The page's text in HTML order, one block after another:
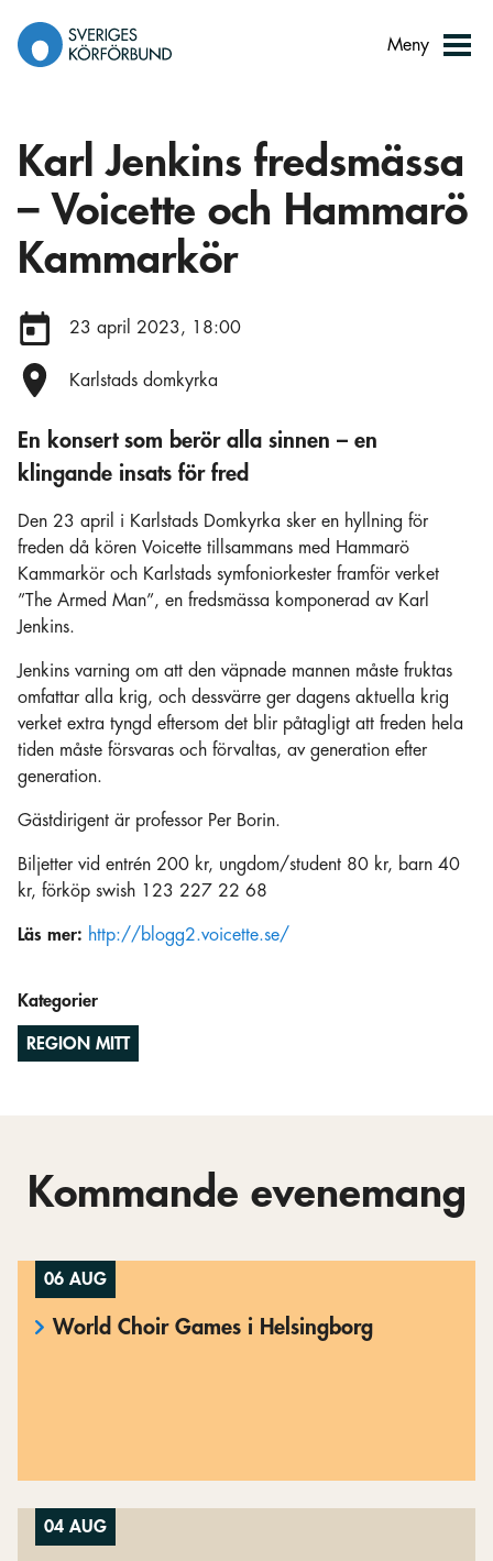
innehåll
Meny
Karl Jenkins fredsmässa
– Voicette och Hammarö
Kammarkör
Datum:
23 april 2023, 18:00
Plats:
Karlstads domkyrka
En konsert som berör alla sinnen – en
klingande insats för fred
Den 23 april i Karlstads Domkyrka sker en hyllning för
freden då kören Voicette tillsammans med Hammarö
Kammarkör och Karlstads symfoniorkester framför verket
”The Armed Man”, en fredsmässa komponerad av Karl
Jenkins.
Jenkins varning om att den väpnade mannen måste fruktas
omfattar alla krig, och dessvärre ger dagens aktuella krig
verket extra tyngd eftersom det blir påtagligt att freden hela
tiden måste försvaras och förvaltas, av generation efter
generation.
Gästdirigent är professor Per Borin.
Biljetter vid entrén 200 kr, ungdom/student 80 kr, barn 40
kr, förköp swish 123 227 22 68
Läs mer: http://blogg2.voicette.se/
Kategorier
REGION MITT
Kommande evenemang
06 AUG
World Choir Games i Helsingborg
04 AUG